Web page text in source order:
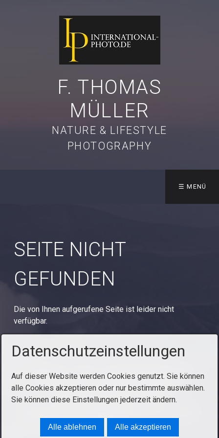
F. THOMAS
MÜLLER
NATURE & LIFESTYLE
PHOTOGRAPHY
☰ MENÜ
SEITE NICHT
GEFUNDEN
Die von Ihnen aufgerufene Seite ist leider nicht
verfügbar.
Startseite Kontakt
Impressum/Datenschutz
Über mich
Facebook Instagram
Producer
Datenschutzeinstellungen
Auf dieser Website werden Cookies genutzt. Sie können
alle Cookies akzeptieren oder nur bestimmte auswählen.
Sie können diese Einstellungen jederzeit ändern.
Alle ablehnen Alle akzeptieren